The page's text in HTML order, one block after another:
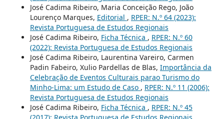
José Cadima Ribeiro, Maria Conceição Rego, João
Lourenço Marques, Editorial , RPER: N.º 64 (2023):
Revista Portuguesa de Estudos Regionais
José Cadima Ribeiro, Ficha Técnica , RPER: N.º 60
(2022): Revista Portuguesa de Estudos Regionais
José Cadima Ribeiro, Laurentina Vareiro, Carmen
Padin Fabeiro, Xulio Pardellas de Blas, Importância da
Celebração de Eventos Culturais parao Turismo do
Minho-Lima: um Estudo de Caso , RPER: N.º 11 (2006):
Revista Portuguesa de Estudos Regionais
José Cadima Ribeiro, Ficha Técnica , RPER: N.º 45
(2017): Revista Portuguesa de Estudos Regionais